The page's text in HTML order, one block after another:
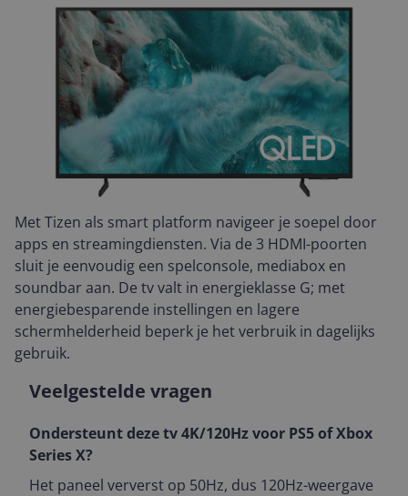
Met Tizen als smart platform navigeer je soepel door
apps en streamingdiensten. Via de 3 HDMI-poorten
sluit je eenvoudig een spelconsole, mediabox en
soundbar aan. De tv valt in energieklasse G; met
energiebesparende instellingen en lagere
schermhelderheid beperk je het verbruik in dagelijks
gebruik.
Veelgestelde vragen
Ondersteunt deze tv 4K/120Hz voor PS5 of Xbox
Series X?
Het paneel ververst op 50Hz, dus 120Hz-weergave